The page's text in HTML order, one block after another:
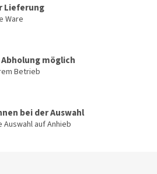
Lieferung
Ware
möglich
Betrieb
bei der Auswahl
auf Anhieb